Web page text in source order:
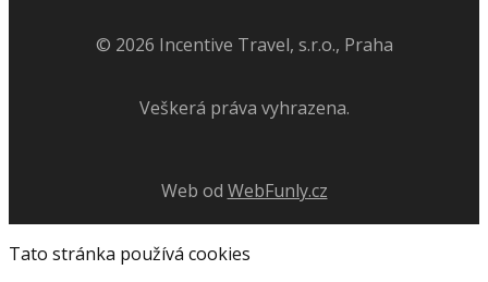
© 2026 Incentive Travel, s.r.o., Praha
Veškerá práva vyhrazena.
Web od WebFunly.cz
Tato stránka používá cookies